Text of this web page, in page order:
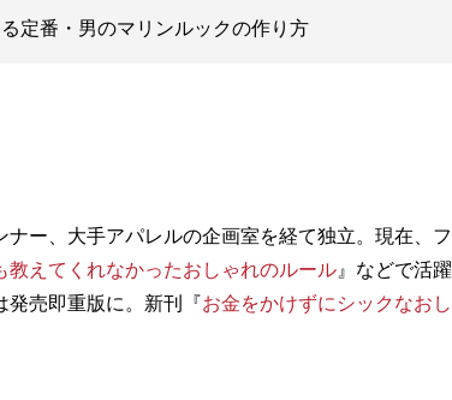
定番・男のマリンルックの作り方
ー、大手アパレルの企画室を経て独立。現在、フ
教えてくれなかったおしゃれのルール』などで活躍
発売即重版に。新刊『お金をかけずにシックなおし